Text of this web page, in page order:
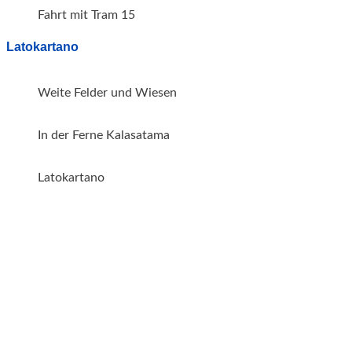
Fahrt mit Tram 15
Latokartano
Weite Felder und Wiesen
In der Ferne Kalasatama
Latokartano